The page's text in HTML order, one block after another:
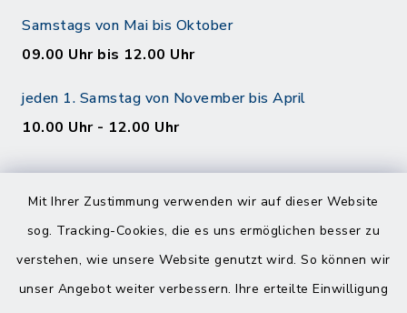
Mit Ihrer Zustimmung verwenden wir auf dieser Website
sog. Tracking-Cookies, die es uns ermöglichen besser zu
verstehen, wie unsere Website genutzt wird. So können wir
unser Angebot weiter verbessern. Ihre erteilte Einwilligung
Samstags von Mai bis Oktober
09.00 Uhr bis 12.00 Uhr
jeden 1. Samstag von November bis April
10.00 Uhr - 12.00 Uhr